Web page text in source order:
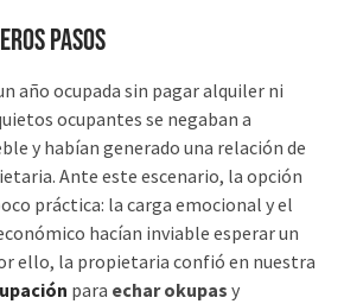
pasos
año ocupada sin pagar alquiler ni
ocupantes se negaban a
y habían generado una relación de
Ante este escenario, la opción
práctica: la carga emocional y el
hacían inviable esperar un
ello, la propietaria confió en nuestra
para echar okupas y